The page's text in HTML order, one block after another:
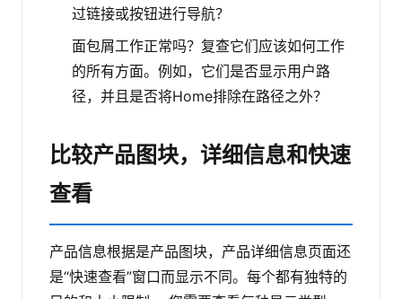
过链接或按钮进行导航？
面包屑工作正常吗？复查它们应该如何工作
的所有方面。例如，它们是否显示用户路
径，并且是否将Home排除在路径之外？
比较产品图块，详细信息和快速
查看
产品信息根据是产品图块，产品详细信息页面还
是“快速查看”窗口而显示不同。每个都有独特的